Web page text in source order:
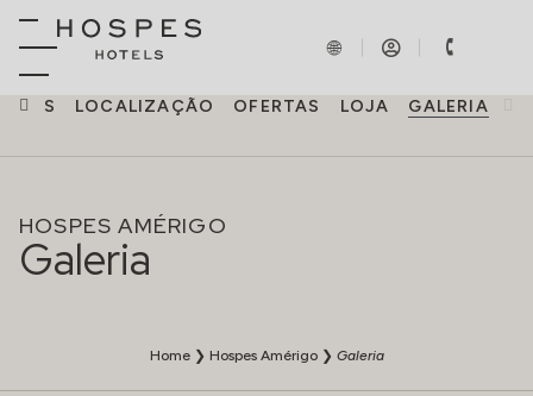
LOCALIZAÇÃO OFERTAS LOJA GALERIA
HOSPES AMÉRIGO
Galeria
Home❯ Hospes Amérigo❯ Galeria